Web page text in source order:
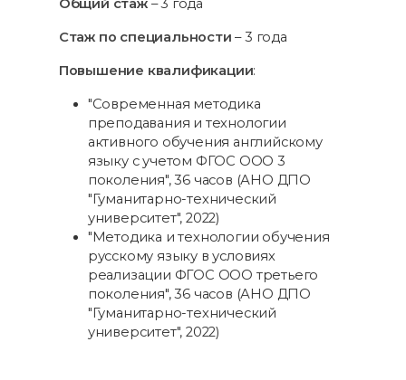
Стаж по специальности – 3 года
Повышение квалификации:
"Современная методика
преподавания и технологии
активного обучения английскому
языку с учетом ФГОС ООО 3
поколения", 36 часов (АНО ДПО
"Гуманитарно-технический
университет", 2022)
"Методика и технологии обучения
русскому языку в условиях
реализации ФГОС ООО третьего
поколения", 36 часов (АНО ДПО
"Гуманитарно-технический
университет", 2022)